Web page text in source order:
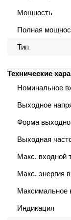
и среднего офиса
и
Мощность
Полная
Тип
Технические
Номинальное
Выходное
Форма
Выходная
Макс. входной
Макс. энергия
Максимальное
Индикация